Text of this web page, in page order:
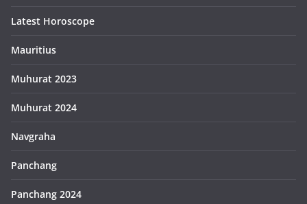
Latest Horoscope
Mauritius
Muhurat 2023
Muhurat 2024
Navgraha
Panchang
Panchang 2024